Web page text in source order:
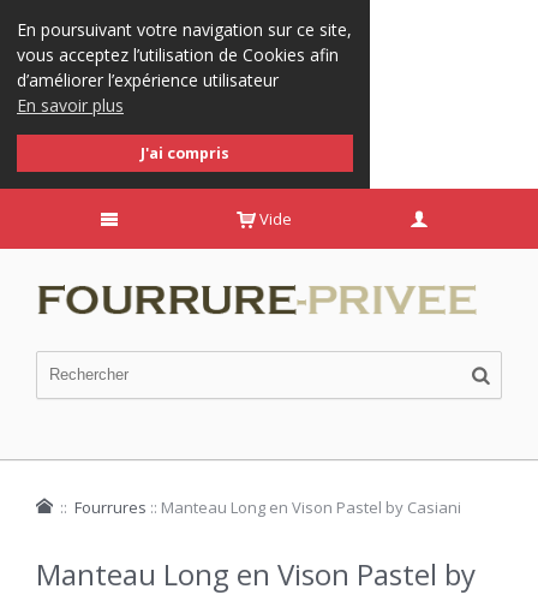
En poursuivant votre navigation sur ce site,
vous acceptez l’utilisation de Cookies afin
d’améliorer l’expérience utilisateur
En savoir plus
J'ai compris
Vide
:: Fourrures :: Manteau Long en Vison Pastel by Casiani
Manteau Long en Vison Pastel by